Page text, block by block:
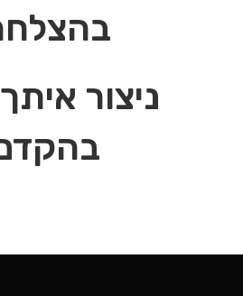
ניצור